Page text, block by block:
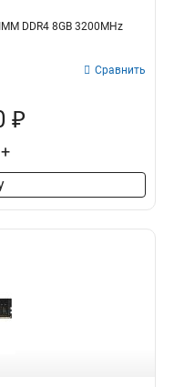
DDR4 8GB 3200MHz
Сравнить
₽
+